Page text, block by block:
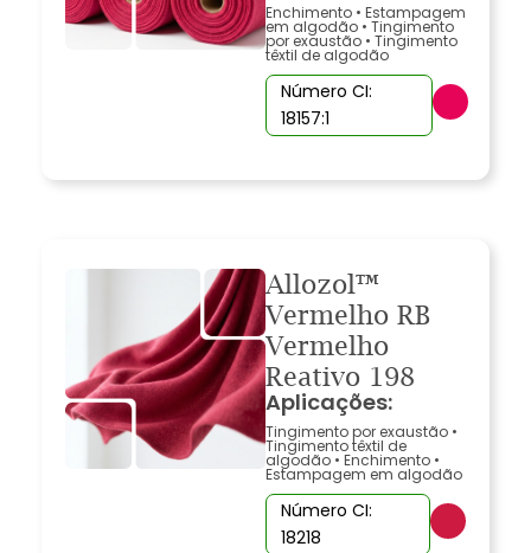
Enchimento • Estampagem
em algodão • Tingimento
por exaustão • Tingimento
têxtil de algodão
Número CI:
18157:1
Allozol™
Vermelho RB
Vermelho
Reativo 198
Aplicações:
Tingimento por exaustão •
Tingimento têxtil de
algodão • Enchimento •
Estampagem em algodão
Número CI:
18218